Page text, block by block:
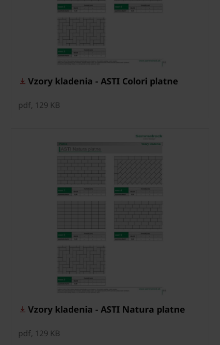
Vzory kladenia - ASTI Colori platne
pdf, 129 KB
Vzory kladenia - ASTI Natura platne
pdf, 129 KB